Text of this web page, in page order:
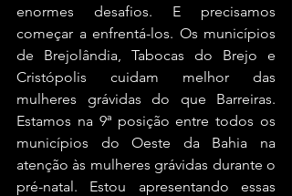
enormes desafios. E precisamos
começar a enfrentá-los. Os municípios
de Brejolândia, Tabocas do Brejo e
Cristópolis cuidam melhor das
mulheres grávidas do que Barreiras.
Estamos na 9ª posição entre todos os
municípios do Oeste da Bahia na
atenção às mulheres grávidas durante o
pré-natal. Estou apresentando essas